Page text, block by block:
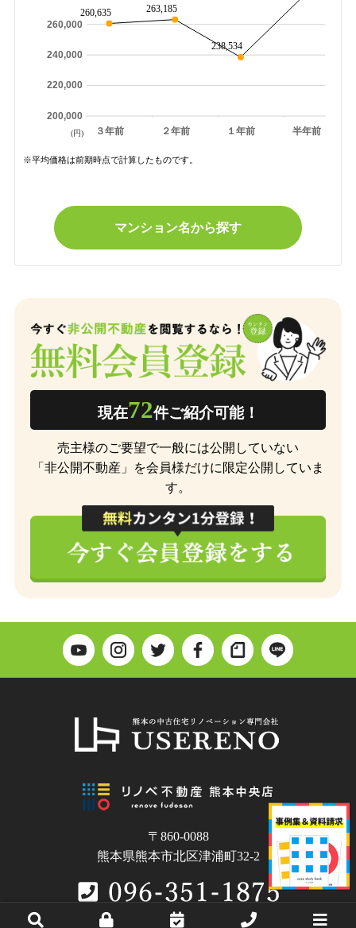
３年前 ２年前 １年前 半年前
200,000
220,000
240,000
260,000
260,635 263,185
238,534
(円)
※平均価格は前期時点で計算したものです。
マンション名から探す
現在72件ご紹介可能！
売主様のご要望で一般には公開していない
「非公開不動産」を会員様だけに限定公開していま
す。
〒860-0088
熊本県熊本市北区津浦町32-2